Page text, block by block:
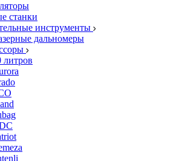
станки
инструменты
дальномеры
литров